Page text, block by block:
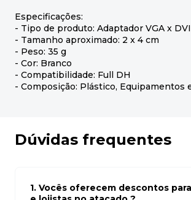
Especificações:
- Tipo de produto: Adaptador VGA x DVI
- Tamanho aproximado: 2 x 4 cm
- Peso: 35 g
- Cor: Branco
- Compatibilidade: Full DH
- Composição: Plástico, Equipamentos
Dúvidas frequentes
1. Vocês oferecem descontos